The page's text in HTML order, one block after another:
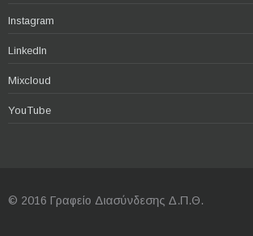
Instagram
LinkedIn
Mixcloud
YouTube
© 2016 Γραφείο Διασύνδεσης Δ.Π.Θ.